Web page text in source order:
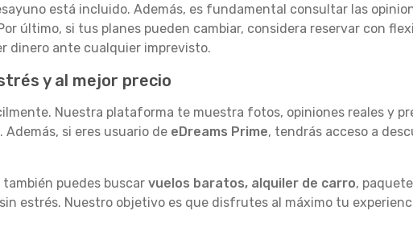
está incluido. Además, es fundamental consultar las
último, si tus planes pueden cambiar, considera reservar con
dinero ante cualquier imprevisto.
y al mejor precio
Nuestra plataforma te muestra fotos, opiniones reales y
si eres usuario de eDreams Prime, tendrás acceso a
puedes buscar vuelos baratos, alquiler de carro,
estrés. Nuestro objetivo es que disfrutes al máximo tu